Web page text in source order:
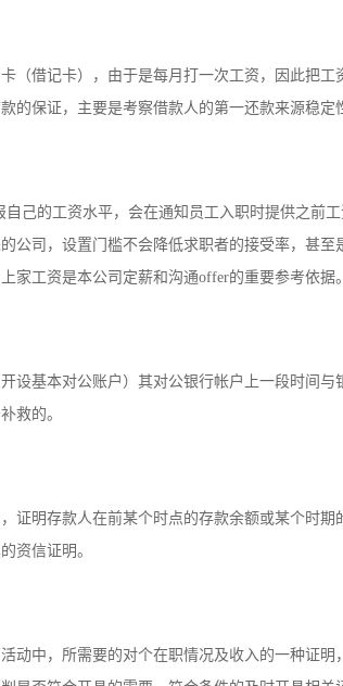
（借记卡），由于是每月打一次工资，因此把
的保证，主要是考察借款人的第一还款来源稳定
己的工资水平，会在通知员工入职时提供之前
公司，设置门槛不会降低求职者的接受率，甚
家工资是本公司定薪和沟通offer的重要参考依据。
设基本对公账户）其对公银行帐户上一段时间
救的。
证明存款人在前某个时点的存款余额或某个时
资信证明。
动中，所需要的对个在职情况及收入的一种证